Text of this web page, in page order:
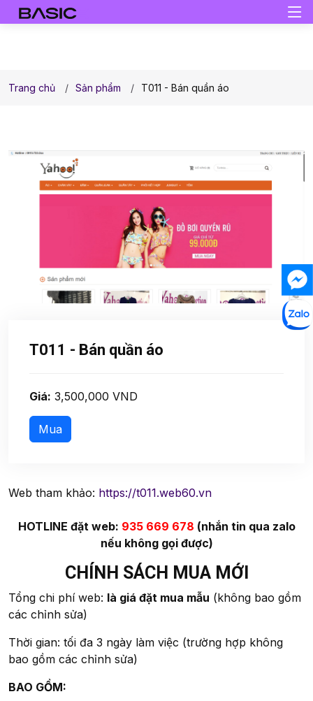
Trang chủ Sản phẩm T011 - Bán quần áo
T011 - Bán quần áo
Giá: 3,500,000 VND
Web tham khảo: https://t011.web60.vn
HOTLINE đặt web: 935 669 678 (nhắn tin qua zalo
nếu không gọi được)
CHÍNH SÁCH MUA MỚI
Tổng chi phí web: là giá đặt mua mẫu (không bao gồm
các chỉnh sửa)
Thời gian: tối đa 3 ngày làm việc (trường hợp không
bao gồm các chỉnh sửa)
BAO GỒM: